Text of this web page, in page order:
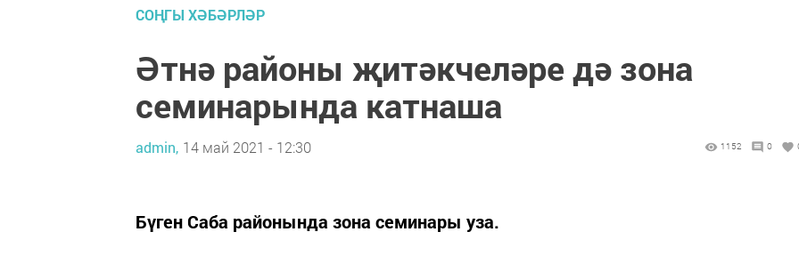
СОҢГЫ ХӘБӘРЛӘР
Әтнә районы җитәкчеләре дә зона
семинарында катнаша
admin, 14 май 2021 - 12:30 1152 0
Бүген Саба районында зона семинары уза.